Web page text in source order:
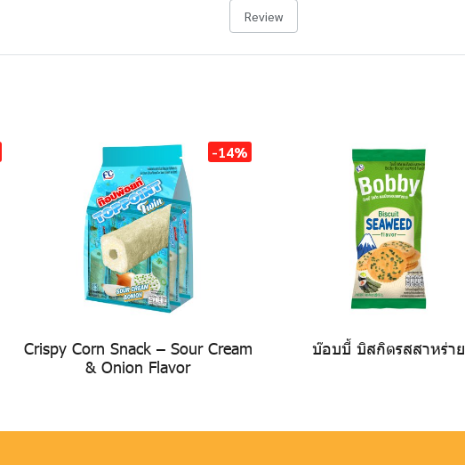
Review
-14%
Crispy Corn Snack – Sour Cream
& Onion Flavor
บ๊อบบี้ บิสกิตรสสาหร่าย